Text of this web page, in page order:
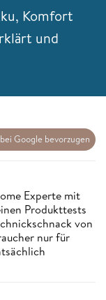
Komfort
und
Google bevorzugen
Experte mit
Produkttests
von
nur für